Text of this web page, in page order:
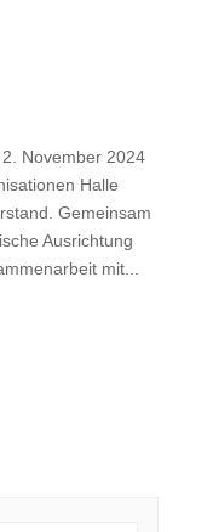
November 2024
Halle
Gemeinsam
Ausrichtung
mit...